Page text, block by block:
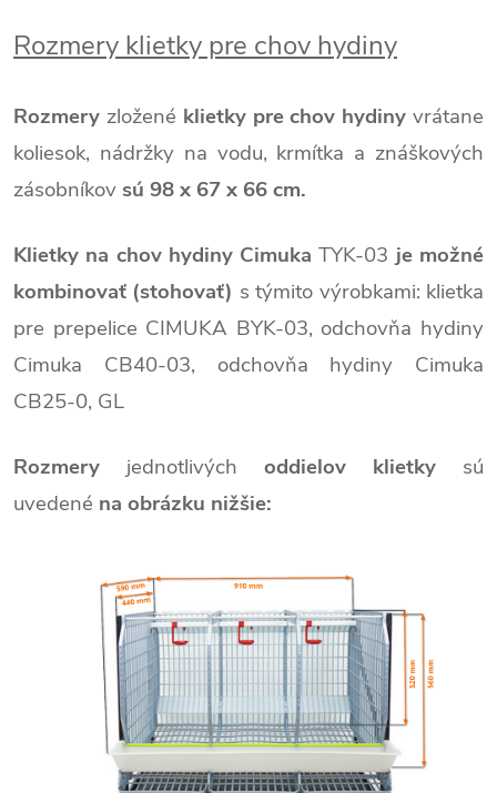
Rozmery klietky pre chov hydiny
Rozmery zložené klietky pre chov hydiny vrátane
koliesok, nádržky na vodu, krmítka a znáškových
zásobníkovsú 98 x 67 x 66 cm.
Klietky na chov hydiny Cimuka TYK-03 je možné
kombinovať (stohovať) s týmito výrobkami: klietka
pre prepelice CIMUKA BYK-03, odchovňa hydiny
Cimuka CB40-03, odchovňa hydiny Cimuka
CB25-0, GL
Rozmery jednotlivých oddielov klietky sú
uvedené na obrázku nižšie: